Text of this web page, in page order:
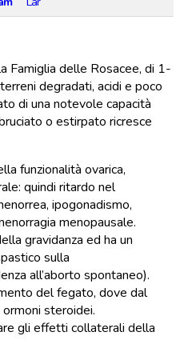
Famiglia delle Rosacee, di 1-
degradati, acidi e poco
di una notevole capacità
o estirpato ricresce
funzionalità ovarica,
quindi ritardo nel
ipogonadismo,
menopausale.
gravidanza ed ha un
sulla
all’aborto spontaneo).
del fegato, dove dal
steroidei.
gli effetti collaterali della